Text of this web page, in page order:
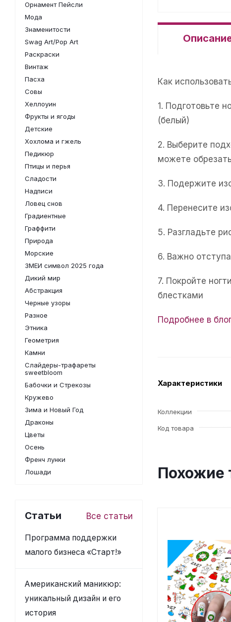
Как
1. Подготовьте
(белый)
2. Выберите
можете
3. Подержите
4. Перенесите
5. Разгладьте
6. Важно
7. Покройте
блестками
Подробнее в
Характеристики
Коллекции
Код товара
Похожие
Орнамент Пейсли
Мода
Знаменитости
Swag Art/Pop Art
Раскраски
Винтаж
Пасха
Совы
Хеллоуин
Фрукты и ягоды
Детские
Хохлома и гжель
Педикюр
Птицы и перья
Сладости
Надписи
Ловец снов
Градиентные
Граффити
Природа
Морские
ЗМЕИ символ 2025 года
Дикий мир
Абстракция
Черные узоры
Разное
Этника
Геометрия
Камни
Слайдеры-трафареты
sweetbloom
Бабочки и Стрекозы
Кружево
Зима и Новый Год
Драконы
Цветы
Осень
Френч лунки
Лошади
Статьи Все статьи
Программа поддержки
малого бизнеса «Старт!»
Американский маникюр:
уникальный дизайн и его
история